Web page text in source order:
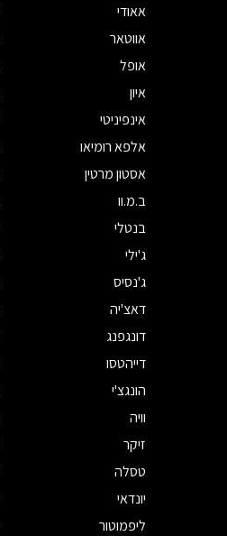
אאודי
אווטאר
אופל
איון
אינפיניטי
אלפא רומיאו
אסטון מרטין
ב.מ.וו
בנטלי
ג'ילי
ג'נסיס
דאצ'יה
דונגפנג
דייהטסו
הונגצ'י
וויה
זיקר
טסלה
יונדאי
ליפמוטור